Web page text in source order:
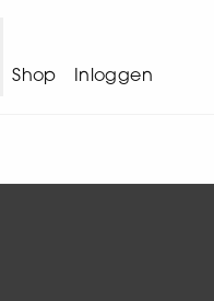
Shop Inloggen